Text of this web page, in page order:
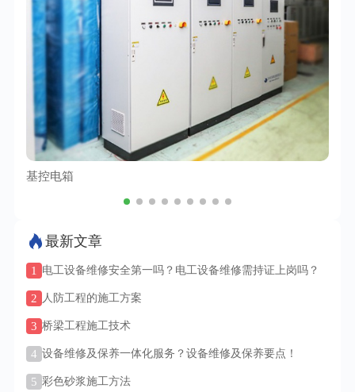
基控电箱
最新文章
1 电工设备维修安全第一吗？电工设备维修需持证上岗吗？
2 人防工程的施工方案
3 桥梁工程施工技术
4 设备维修及保养一体化服务？设备维修及保养要点！
5 彩色砂浆施工方法